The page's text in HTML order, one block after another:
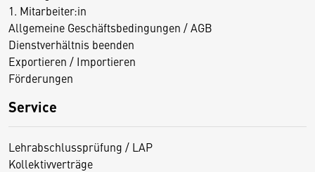
1. Mitarbeiter:in
Allgemeine Geschäftsbedingungen / AGB
Dienstverhältnis beenden
Exportieren / Importieren
Förderungen
Service
Lehrabschlussprüfung / LAP
Kollektivverträge